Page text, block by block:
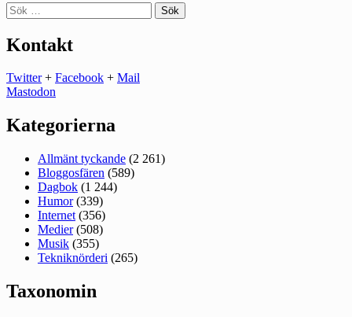
Sök
efter:
Kontakt
Twitter+ Facebook + Mail
Mastodon
Kategorierna
Allmänt tyckande (2 261)
Bloggosfären (589)
Dagbok (1 244)
Humor(339)
Internet (356)
Medier(508)
Musik (355)
Tekniknörderi (265)
Taxonomin